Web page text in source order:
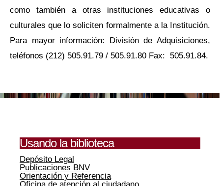
como también a otras instituciones educativas o
culturales que lo soliciten formalmente a la Institución.
Para mayor información: División de Adquisiciones,
teléfonos (212) 505.91.79 / 505.91.80 Fax: 505.91.84.
Usando la biblioteca
Depósito Legal
Publicaciones BNV
Orientación y Referencia